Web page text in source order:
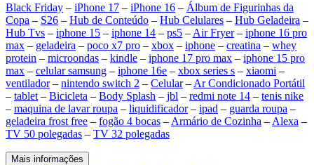
Black Friday – iPhone 17 – iPhone 16 – Álbum de Figurinhas da
Copa – S26 – Hub de Conteúdo – Hub Celulares – Hub Geladeira –
Hub Tvs – iphone 15 – iphone 14 – ps5 – Air Fryer– iphone 16 pro
max – geladeira – poco x7 pro – xbox – iphone – creatina – whey
protein – microondas – kindle – iphone 17 pro max – iphone 15 pro
max – celular samsung – iphone 16e – xbox series s – xiaomi –
ventilador– nintendo switch 2 – Celular– Ar Condicionado Portátil
– tablet – Bicicleta – Body Splash – jbl – redmi note 14 – tenis nike
– maquina de lavar roupa – liquidificador– ipad – guarda roupa –
geladeira frost free – fogão 4 bocas – Armário de Cozinha – Alexa –
TV 50 polegadas – TV 32 polegadas
Mais informações